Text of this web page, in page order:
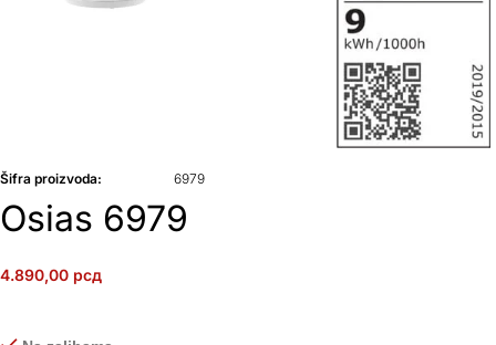
Šifra proizvoda: 6979
Osias 6979
4.890,00 рсд